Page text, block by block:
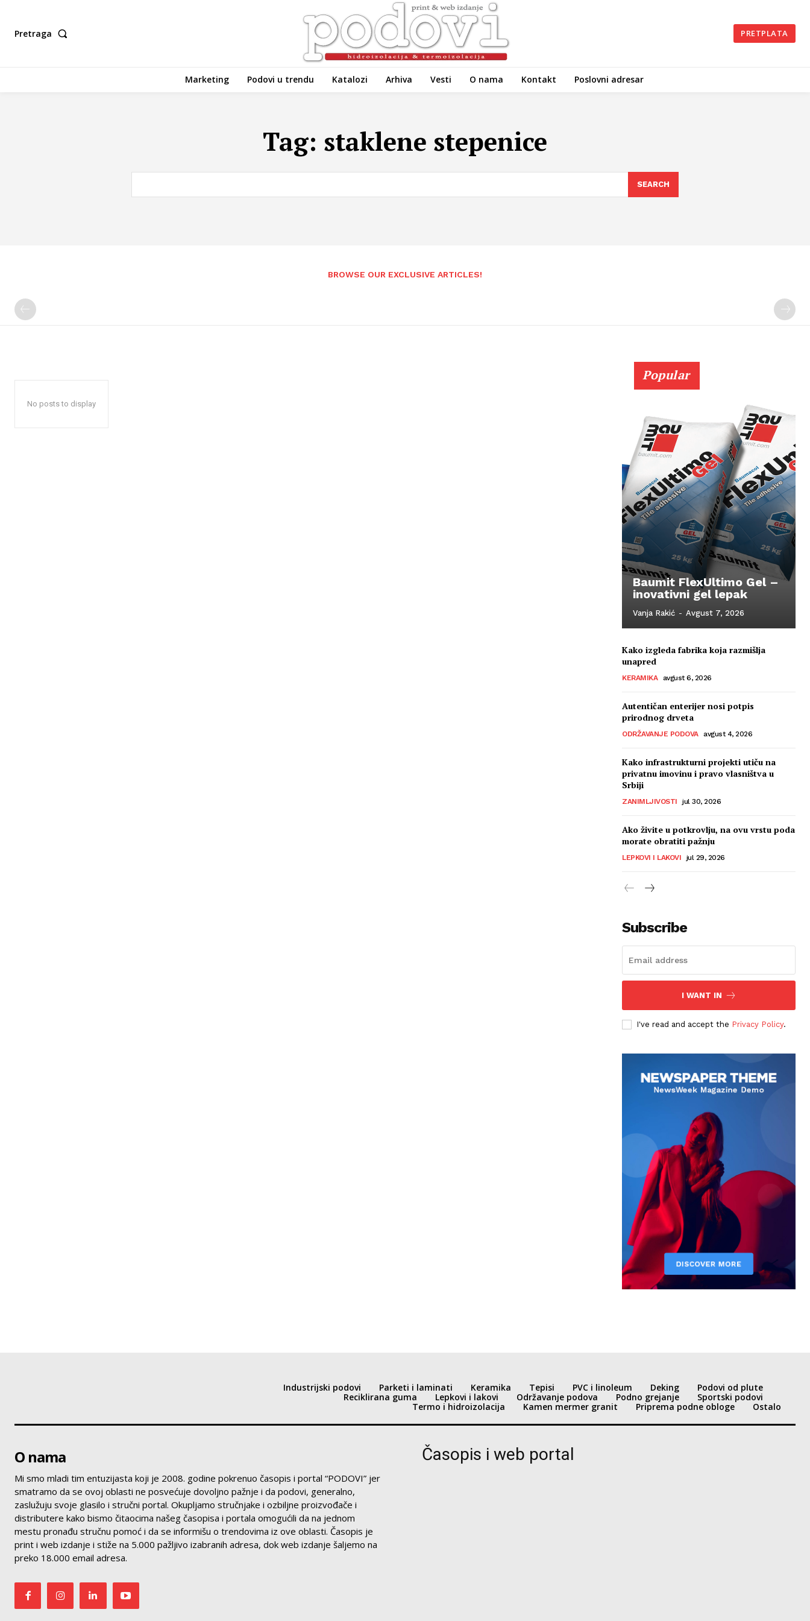
Pretraga PRETPLATA
Marketing Podovi u trendu Katalozi Arhiva Vesti O nama Kontakt Poslovni adresar
Tag: staklene stepenice
SEARCH
BROWSE OUR EXCLUSIVE ARTICLES!
No posts to display
Popular
Baumit FlexUltimo Gel –
inovativni gel lepak
Vanja Rakić - Avgust 7, 2026
Kako izgleda fabrika koja razmišlja
unapred
KERAMIKA avgust 6, 2026
Autentičan enterijer nosi potpis
prirodnog drveta
ODRŽAVANJE PODOVA avgust 4, 2026
Kako infrastrukturni projekti utiču na
privatnu imovinu i pravo vlasništva u
Srbiji
ZANIMLJIVOSTI jul 30, 2026
Ako živite u potkrovlju, na ovu vrstu poda
morate obratiti pažnju
LEPKOVI I LAKOVI jul 29, 2026
Subscribe
I WANT IN
I've read and accept the Privacy Policy.
Industrijski podovi Parketi i laminati Keramika Tepisi PVC i linoleum Deking
Podovi od plute
Reciklirana guma
Lepkovi i lakovi Održavanje podova Podno grejanje
Sportski podovi
Termo i hidroizolacija
Kamen mermer granit Priprema podne obloge Ostalo
O nama
Mi smo mladi tim entuzijasta koji je 2008. godine pokrenuo časopis i portal “PODOVI” jer
smatramo da se ovoj oblasti ne posvećuje dovoljno pažnje i da podovi, generalno,
zaslužuju svoje glasilo i stručni portal. Okupljamo stručnjake i ozbiljne proizvođače i
distributere kako bismo čitaocima našeg časopisa i portala omogućili da na jednom
mestu pronađu stručnu pomoć i da se informišu o trendovima iz ove oblasti. Časopis je
print i web izdanje i stiže na 5.000 pažljivo izabranih adresa, dok web izdanje šaljemo na
preko 18.000 email adresa.
Časopis i web portal